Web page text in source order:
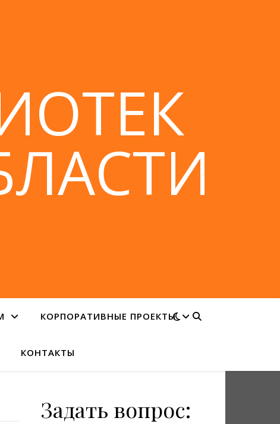
КОРПОРАТИВНЫЕ ПРОЕКТЫ
КОНТАКТЫ
Задать вопрос: